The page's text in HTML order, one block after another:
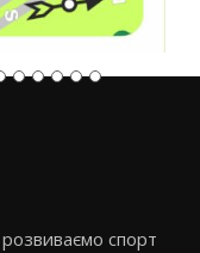
спорт